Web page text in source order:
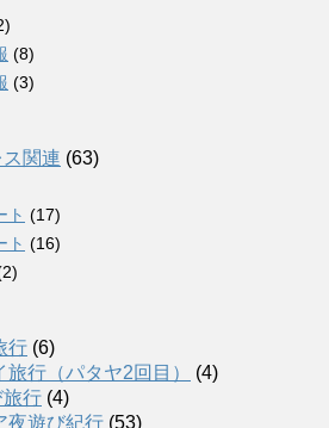
(8)
(3)
関連 (63)
ト (17)
ト (16)
行 (6)
行（パタヤ2回目）
(4)
行 (4)
夜遊び紀行 (53)